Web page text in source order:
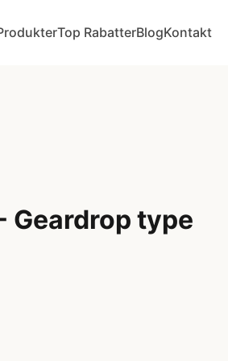
Top RabatterBlogKontakt
Geardrop type